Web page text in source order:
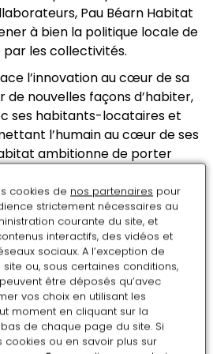
rigoureux et sensible, autour
Un regard en
au public de mieux
l’exposition
le rêve des architectes au
château de Pau chez les
de la fin du 18eau 19e
2025
17, 19, 20 février 2026
!!!
Pau Béarn Habitat
à bien la politique locale de
les collectivités.
l’innovation au cœur de sa
de nouvelles façons d’habiter,
ses habitants-locataires et
l’humain au cœur de ses
ambitionne de porter
cookies de nos partenaires pour
strictement nécessaires au
courante du site, et
interactifs, des vidéos et
sociaux. A l’exception de
ou, sous certaines conditions,
être déposés qu’avec
vos choix en utilisant les
moment en cliquant sur la
de chaque page du site. Si
ou en savoir plus sur